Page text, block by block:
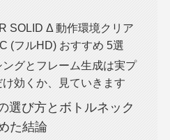
SOLID Δ 動作環境クリア
(フルHD) おすすめ 5選
ングとフレーム生成は実プ
効くか、見ていきます
選び方とボトルネック
た結論